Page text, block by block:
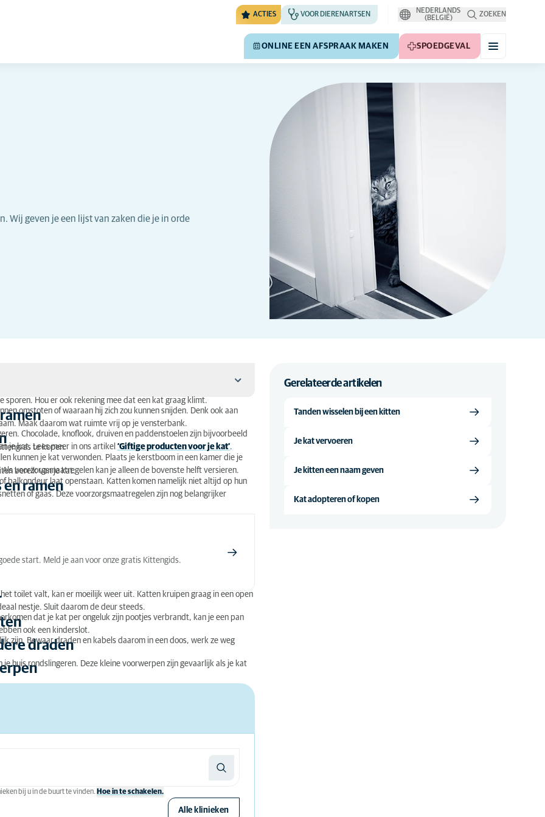
ACTIES VOOR DIERENARTSEN
NEDERLANDS
(BELGIË)
ZOEKEN
ONLINE EEN AFSPRAAK MAKEN SPOEDGEVAL
Wij geven je een lijst van zaken die je in orde
Hou er ook rekening mee dat een kat graag klimt.
omstoten of waaraan hij zich zou kunnen snijden. Denk ook aan
Maak daarom wat ruimte vrij op je vensterbank.
Chocolade, knoflook, druiven en paddenstoelen zijn bijvoorbeeld
je kat. Lees meer in ons artikel ‘Giftige producten voor je kat’.
te kopen.
kunnen je kat verwonden. Plaats je kerstboom in een kamer die je
voorzorgsmaatregelen kan je alleen de bovenste helft versieren.
bereik van je kat.
en ramen
balkondeur laat openstaan. Katten komen namelijk niet altijd op hun
of gaas. Deze voorzorgsmaatregelen zijn nog belangrijker
start. Meld je aan voor onze gratis Kittengids.
toilet valt, kan er moeilijk weer uit. Katten kruipen graag in een open
nestje. Sluit daarom de deur steeds.
dat je kat per ongeluk zijn pootjes verbrandt, kan je een pan
ook een kinderslot.
draden
zijn. Bewaar draden en kabels daarom in een doos, werk ze weg
huis rondslingeren. Deze kleine voorwerpen zijn gevaarlijk als je kat
bij u in de buurt te vinden. Hoe in te schakelen.
Alle klinieken
Gerelateerde artikelen
Tanden wisselen bij een kitten
Je kat vervoeren
Je kitten een naam geven
Kat adopteren of kopen